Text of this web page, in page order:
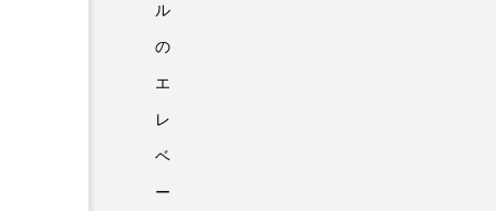
ル
の
エ
レ
ベ
ー